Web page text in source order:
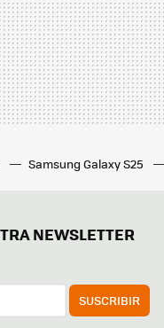
Samsung Galaxy S25
NEWSLETTER
SUSCRIBIR